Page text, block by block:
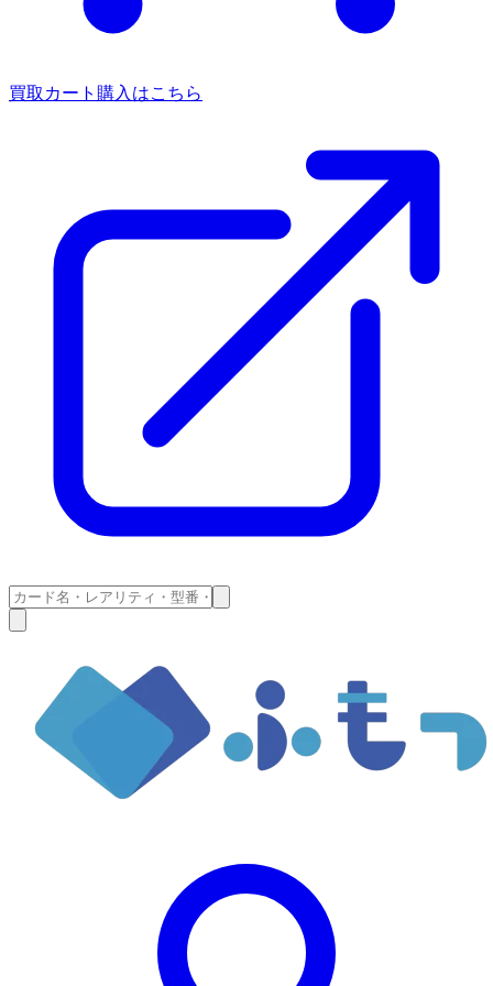
買取カート 購入はこちら